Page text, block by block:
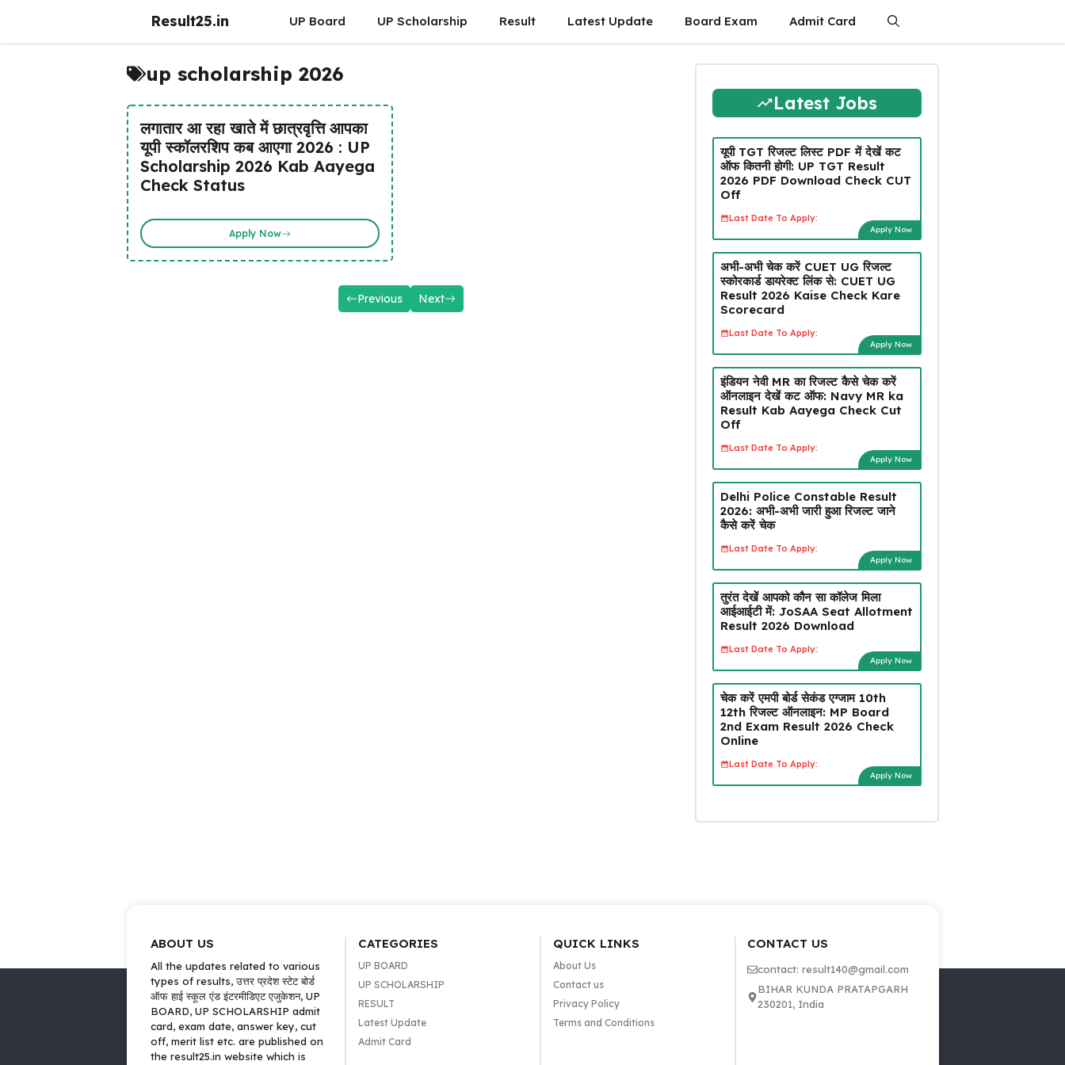
Result25.in UP Board UP Scholarship Result Latest Update Board Exam Admit Card
up scholarship 2026
लगातार आ रहा खाते में छात्रवृत्ति आपका
यूपी स्कॉलरशिप कब आएगा 2026 : UP
Scholarship 2026 Kab Aayega
Check Status
Apply Now
Previous Next
Latest Jobs
यूपी TGT रिजल्ट लिस्ट PDF में देखें कट
ऑफ कितनी होगी: UP TGT Result
2026 PDF Download Check CUT
Off
Last Date To Apply:
Apply Now
अभी-अभी चेक करें CUET UG रिजल्ट
स्कोरकार्ड डायरेक्ट लिंक से: CUET UG
Result 2026 Kaise Check Kare
Scorecard
Last Date To Apply:
Apply Now
इंडियन नेवी MR का रिजल्ट कैसे चेक करें
ऑनलाइन देखें कट ऑफ: Navy MR ka
Result Kab Aayega Check Cut
Off
Last Date To Apply:
Apply Now
Delhi Police Constable Result
2026: अभी-अभी जारी हुआ रिजल्ट जाने
कैसे करें चेक
Last Date To Apply:
Apply Now
तुरंत देखें आपको कौन सा कॉलेज मिला
आईआईटी में: JoSAA Seat Allotment
Result 2026 Download
Last Date To Apply:
Apply Now
चेक करें एमपी बोर्ड सेकंड एग्जाम 10th
12th रिजल्ट ऑनलाइन: MP Board
2nd Exam Result 2026 Check
Online
Last Date To Apply:
Apply Now
ABOUT US
All the updates related to various
types of results, उत्तर प्रदेश स्टेट बोर्ड
ऑफ हाई स्कूल एंड इंटरमीडिएट एजुकेशन, UP
BOARD, UP SCHOLARSHIP admit
card, exam date, answer key, cut
off, merit list etc. are published on
the result25.in website which is
CATEGORIES
UP BOARD
UP SCHOLARSHIP
RESULT
Latest Update
Admit Card
QUICK LINKS
About Us
Contact us
Privacy Policy
Terms and Conditions
CONTACT US
contact: result140@gmail.com
BIHAR KUNDA PRATAPGARH
230201, India